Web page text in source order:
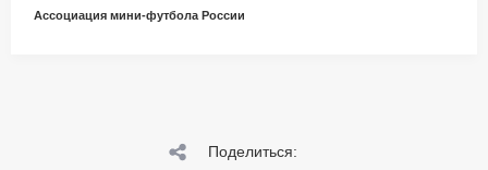
Ассоциация мини-футбола России
Поделиться: